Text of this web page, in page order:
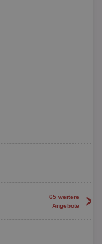
65 weitere
Angebote
>